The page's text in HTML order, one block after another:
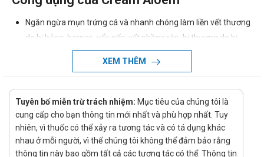
Ngăn ngừa mụn trứng cá và nhanh chóng làm liền vết thương
do bị bỏng, herpes, vẩy nến; vết phồng rộp, bị thương do bị
côn trùng cắn, mẩn ngứa.
Kích thích tăng sản xuất collagen, sợi elastin và proteoglycan
làm giảm sự lão hóa, dưỡng ẩm cho da, giảm khô ngứa và
phục hồi tổn thương trên da.
Làm giảm sắc tố trên da, chống hình thành các sắc tố mới.
Làm thu hẹp lỗ chân lông.
XEM THÊM
Tuyên bố miễn trừ trách nhiệm: Mục tiêu của chúng tôi là
cung cấp cho bạn thông tin mới nhất và phù hợp nhất. Tuy
nhiên, vì thuốc có thể xảy ra tương tác và có tá dụng khác
nhau ở mỗi người, vì thế chúng tôi không thể đảm bảo rằng
thông tin này bao gồm tất cả các tương tác có thể. Thông tin